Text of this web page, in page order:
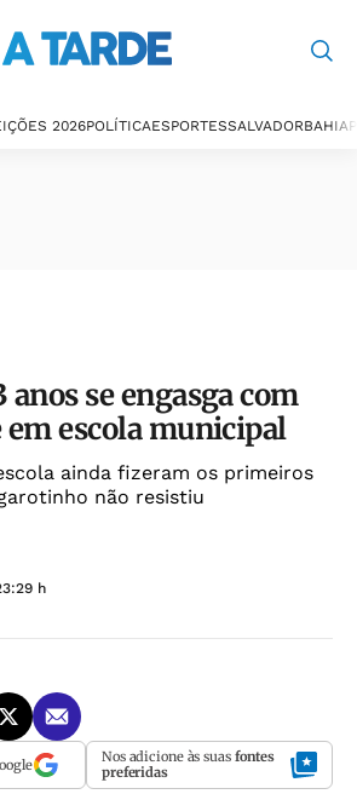
2026POLÍTICAESPORTESSALVADORBAHIA
se engasga com
escola municipal
ainda fizeram os primeiros
não resistiu
h
Nos adicione às suas fontes
preferidas